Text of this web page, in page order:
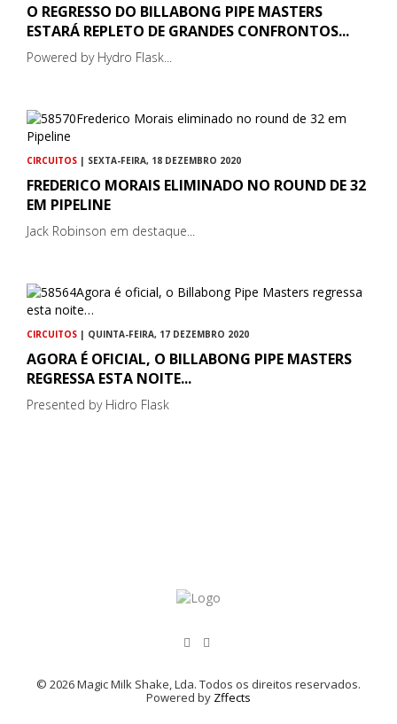
O REGRESSO DO BILLABONG PIPE MASTERS
ESTARÁ REPLETO DE GRANDES CONFRONTOS...
Powered by Hydro Flask...
CIRCUITOS | SEXTA-FEIRA, 18 DEZEMBRO 2020
FREDERICO MORAIS ELIMINADO NO ROUND DE 32
EM PIPELINE
Jack Robinson em destaque...
CIRCUITOS | QUINTA-FEIRA, 17 DEZEMBRO 2020
AGORA É OFICIAL, O BILLABONG PIPE MASTERS
REGRESSA ESTA NOITE...
Presented by Hidro Flask
© 2026 Magic Milk Shake, Lda. Todos os direitos reservados.
Powered by Zffects